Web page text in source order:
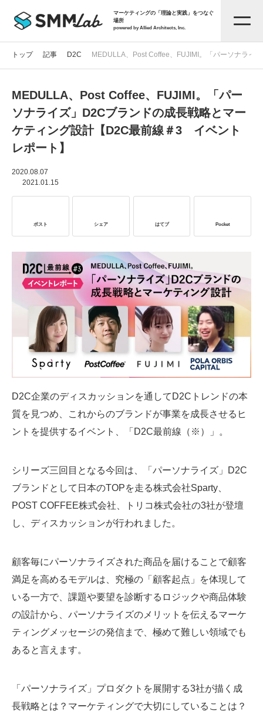
マーケティングの「理論と実践」をつなぐ
場所
powered by Allied Architects, Inc.
記事一覧
タグから探す
SMMLabについて
トップ 記事 D2C MEDULLA、Post Coffee、FUJIMI。「パーソナライ
MEDULLA、Post Coffee、FUJIMI。「パー
ソナライズ」D2Cブランドの成長戦略とマー
ケティング設計【D2C最前線＃3 イベント
レポート】
2020.08.07
2021.01.15
ポスト シェア はてブ Pocket
D2C企業のディスカッションを通してD2Cトレンドの本
質を見つめ、これからのブランドが事業を成長させるヒ
ントを提供するイベント、「D2C最前線（※）」。
シリーズ三回目となる今回は、「パーソナライズ」D2C
ブランドとして日本のTOPを走る株式会社Sparty、
POST COFFEE株式会社、トリコ株式会社の3社が登壇
し、ディスカッションが行われました。
顧客毎にパーソナライズされた商品を届けることで顧客
満足を高めるモデルは、究極の「顧客起点」を体現して
いる一方で、課題や要望を診断するロジックや商品体験
の設計から、パーソナライズのメリットを伝えるマーケ
ティングメッセージの発信まで、極めて難しい領域でも
あると言えます。
「パーソナライズ」プロダクトを展開する3社が描く成
長戦略とは？マーケティングで大切にしていることは？